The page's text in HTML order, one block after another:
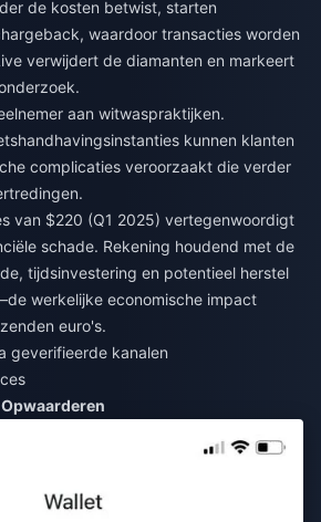
de kosten betwist, starten
waardoor transacties worden
verwijdert de diamanten en markeert
aan witwaspraktijken.
kunnen klanten
complicaties veroorzaakt die verder
van $220 (Q1 2025) vertegenwoordigt
schade. Rekening houdend met de
tijdsinvestering en potentieel herstel
werkelijke economische impact
euro's.
geverifieerde kanalen
Opwaarderen